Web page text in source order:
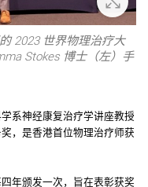
放大
2023 世界物理治疗大
Stokes 博士（左）手
系神经康复治疗学讲座教授
，是香港首位物理治疗师获
年颁发一次，旨在表彰获奖